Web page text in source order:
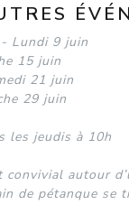
- Lundi 9 juin
15 juin
21 juin
29 juin
les jeudis à 10h
convivial autour
de pétanque se